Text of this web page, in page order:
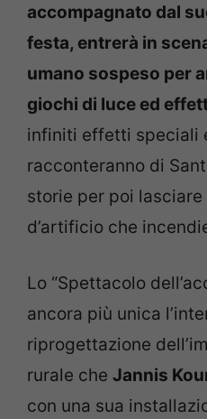
accompagnato dal
festa, entrerà in
umano sospeso per
giochi di luce ed
infiniti effetti speciali
racconteranno di
storie per poi
d’artificio che
Lo “Spettacolo
ancora più unica
riprogettazione
rurale che Jannis
con una sua